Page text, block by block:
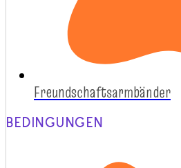
Freundschaftsarmbänder
BEDINGUNGEN